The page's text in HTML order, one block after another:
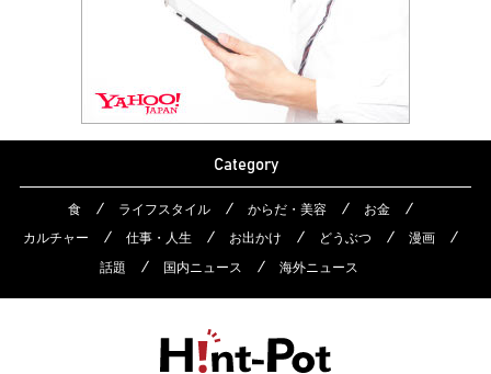
Category
食 ライフスタイル からだ・美容
お金
カルチャー
仕事・人生 お出かけ どうぶつ
漫画
話題
国内ニュース 海外ニュース